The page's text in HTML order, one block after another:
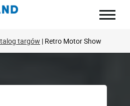
targów Retro Motor Show